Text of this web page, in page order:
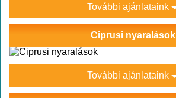
További ajánlataink
Ciprusi nyaralások
További ajánlataink